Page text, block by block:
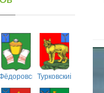
Турковский